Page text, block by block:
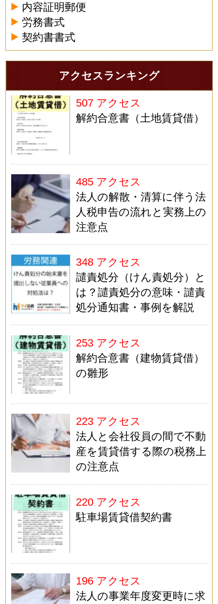
内容証明郵便
労務書式
契約書書式
アクセスランキング
507 アクセス
解約合意書（土地賃貸借）
485 アクセス
法人の解散・清算に伴う法
人税申告の流れと実務上の
注意点
348 アクセス
譴責処分（けん責処分）と
は？譴責処分の意味・譴責
処分通知書・事例を解説
253 アクセス
解約合意書（建物賃貸借）
の雛形
223 アクセス
法人と会社役員の間で不動
産を賃貸借する際の税務上
の注意点
220 アクセス
駐車場賃貸借契約書
196 アクセス
法人の事業年度変更時に求